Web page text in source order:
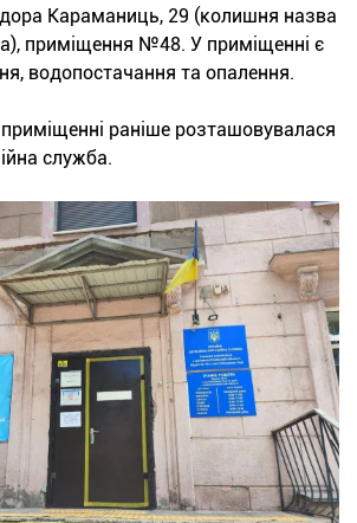
Караманиць, 29 (колишня назва
приміщення №48. У приміщенні є
водопостачання та опалення.
раніше розташовувалася
служба.